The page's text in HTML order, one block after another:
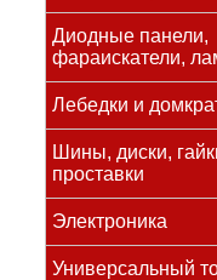
Диодные панели,
фараискатели,
Лебедки и
Шины, диски,
проставки
Электроника
Универсальный